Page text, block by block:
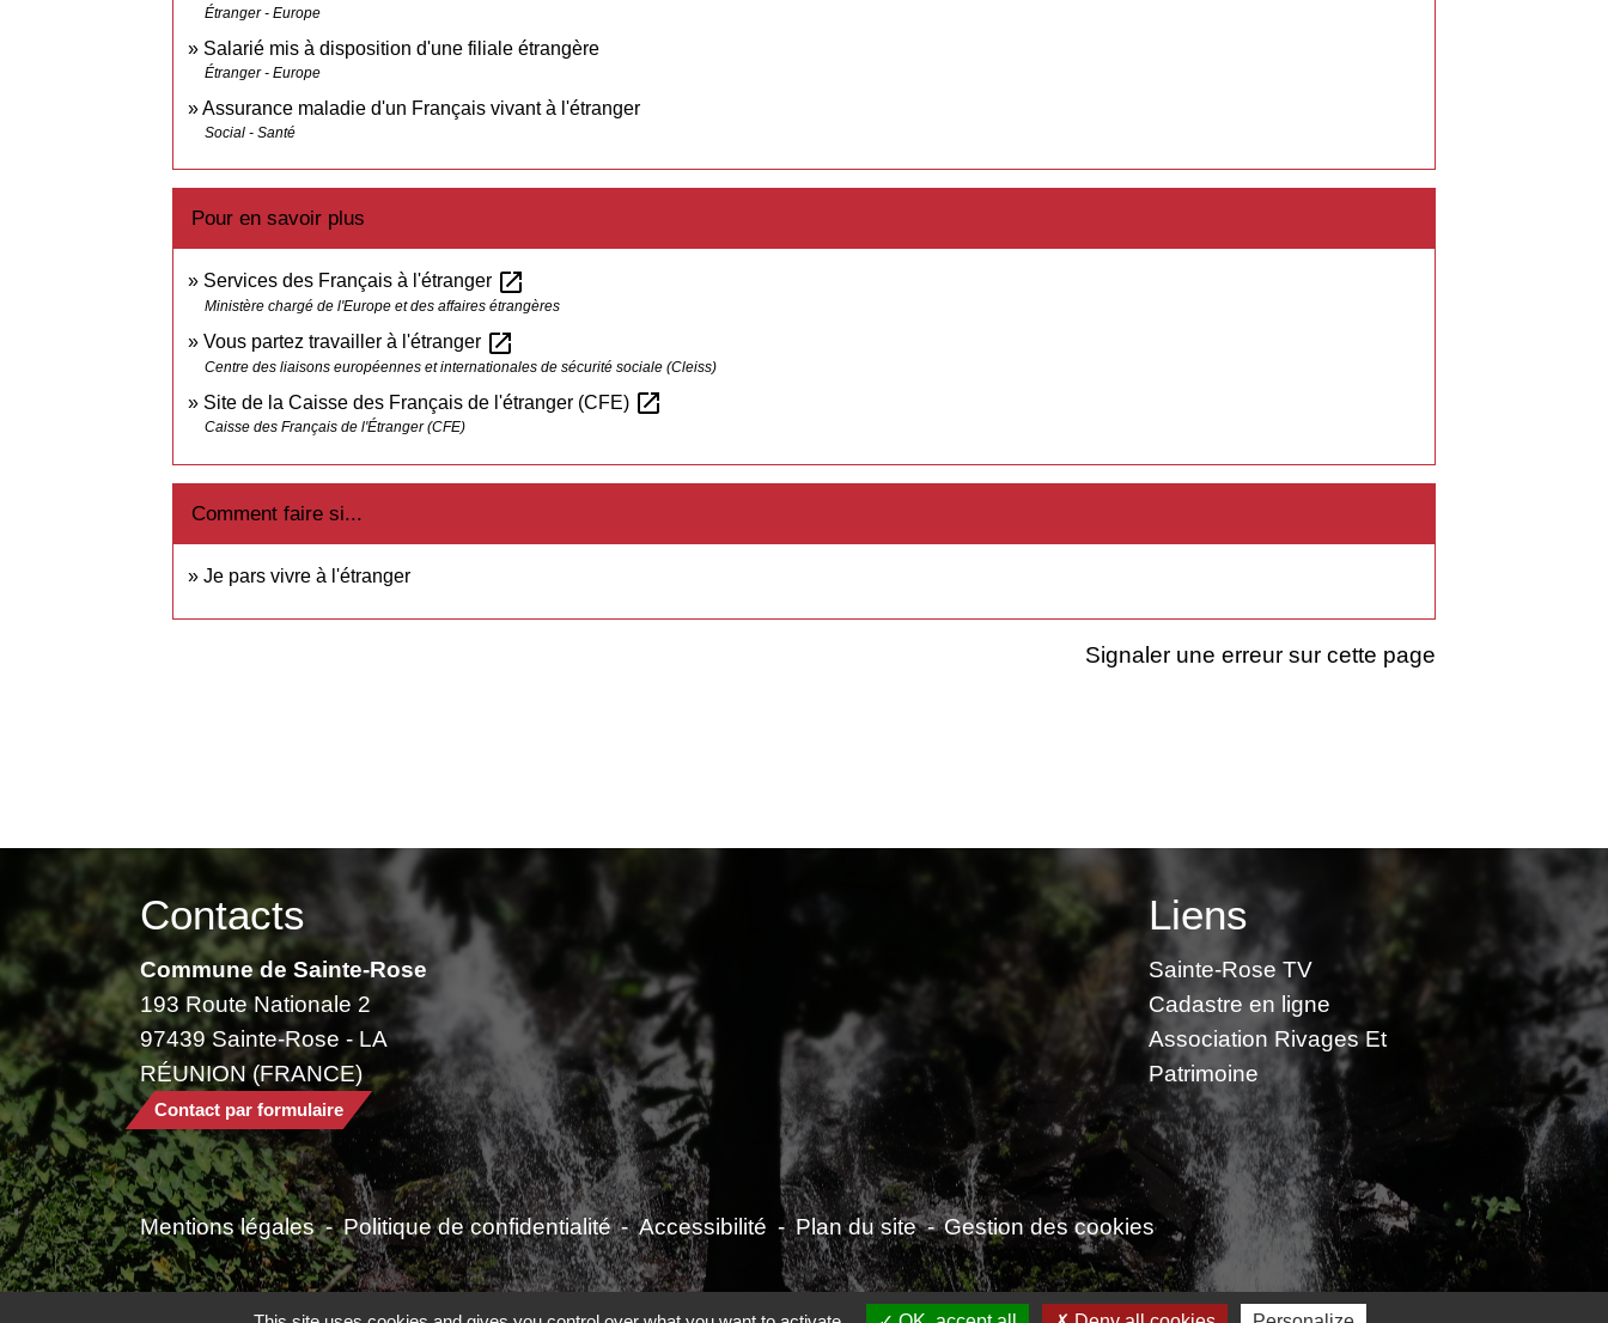
Étranger - Europe
Salarié mis à disposition d'une filiale étrangère
Étranger - Europe
Assurance maladie d'un Français vivant à l'étranger
Social - Santé
Pour en savoir plus
Services des Français à l'étranger open_in_new
Ministère chargé de l'Europe et des affaires étrangères
Vous partez travailler à l'étranger open_in_new
Centre des liaisons européennes et internationales de sécurité sociale (Cleiss)
Site de la Caisse des Français de l'étranger (CFE) open_in_new
Caisse des Français de l'Étranger (CFE)
Comment faire si...
Je pars vivre à l'étranger
Signaler une erreur sur cette page
Contacts
Commune de Sainte-Rose
193 Route Nationale 2
97439 Sainte-Rose - LA
RÉUNION (FRANCE)
Contact par formulaire
Liens
Sainte-Rose TV
Cadastre en ligne
Association Rivages Et
Patrimoine
Mentions légales - Politique de confidentialité - Accessibilité - Plan du site - Gestion des cookies